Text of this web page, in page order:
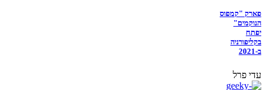
פארק "קמפוס
הנוקמים"
יפתח
בקליפורניה
ב-2021
עדי פרל